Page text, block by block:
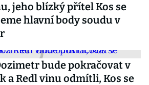
jeho blízký přítel Kos se
hlavní body soudu v
bude pokračovat v
a Redl vinu odmítli, Kos se